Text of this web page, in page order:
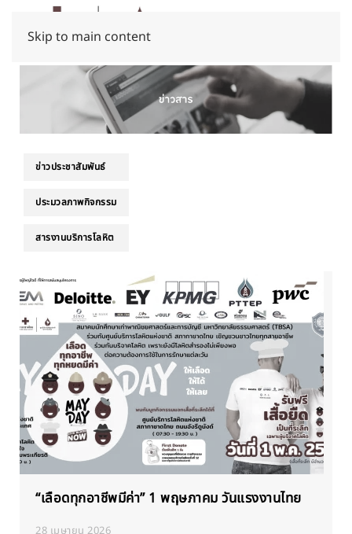
Skip to main content
ข่าวประชาสัมพันธ์
ประมวลภาพกิจกรรม
สารงานบริการโลหิต
“เลือดทุกอาชีพมีค่า” 1 พฤษภาคม วันแรงงานไทย
28 เมษายน 2026